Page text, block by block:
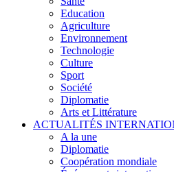
Education
Agriculture
Environnement
Technologie
Culture
Sport
Société
Diplomatie
Arts et Littérature
ACTUALITÉS
A la une
Diplomatie
Coopération mondiale